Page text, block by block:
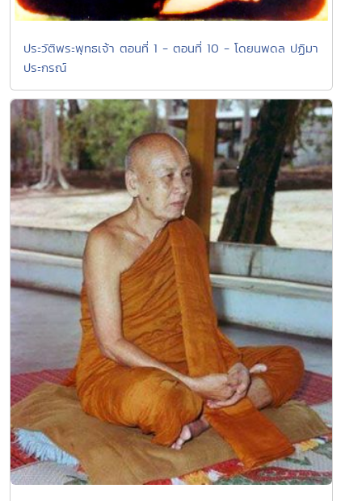
ประวัติพระพุทธเจ้า ตอนที่ 1 - ตอนที่ 10 - โดยนพดล ปฏิมา
ประกรณ์